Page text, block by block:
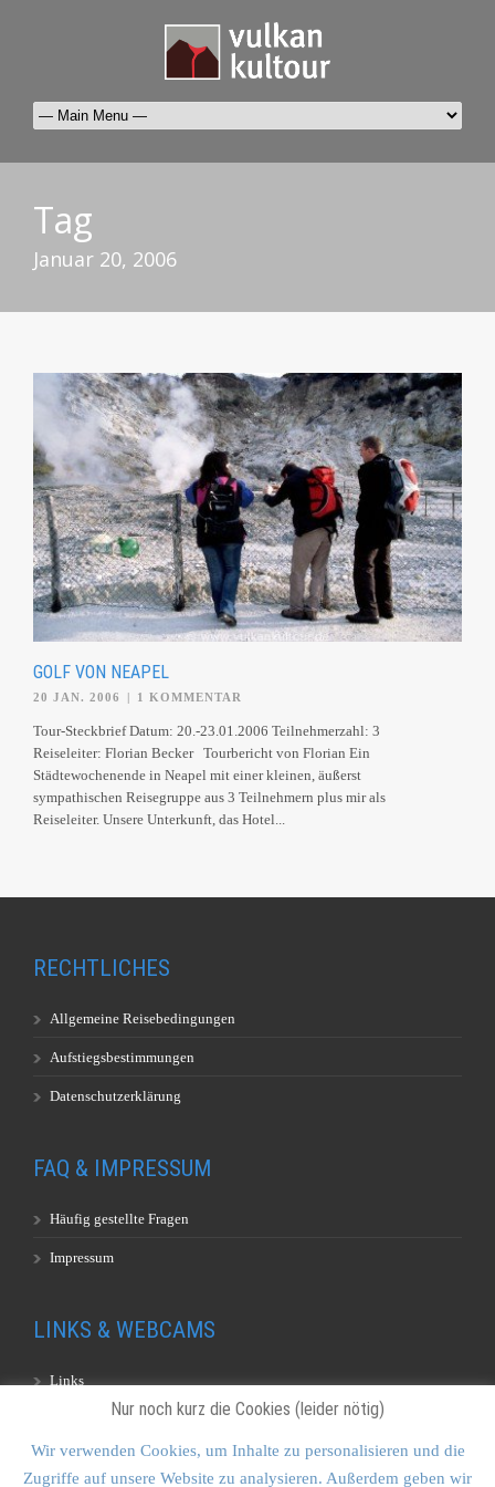
Tag
Januar 20, 2006
GOLF VON NEAPEL
20 JAN. 2006 | 1 KOMMENTAR
Tour-Steckbrief Datum: 20.-23.01.2006 Teilnehmerzahl: 3
Reiseleiter: Florian Becker Tourbericht von Florian Ein
Städtewochenende in Neapel mit einer kleinen, äußerst
sympathischen Reisegruppe aus 3 Teilnehmern plus mir als
Reiseleiter. Unsere Unterkunft, das Hotel...
RECHTLICHES
Allgemeine Reisebedingungen
Aufstiegsbestimmungen
Datenschutzerklärung
FAQ & IMPRESSUM
Häufig gestellte Fragen
Impressum
LINKS & WEBCAMS
Links
Nur noch kurz die Cookies (leider nötig)
Wir verwenden Cookies, um Inhalte zu personalisieren und die
Zugriffe auf unsere Website zu analysieren. Außerdem geben wir